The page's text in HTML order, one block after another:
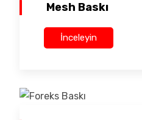
Mesh Baskı
İnceleyin